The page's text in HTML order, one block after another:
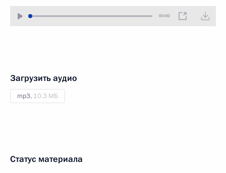
00:00
Загрузить аудио
mp3, 10.3 МБ
Статус материала